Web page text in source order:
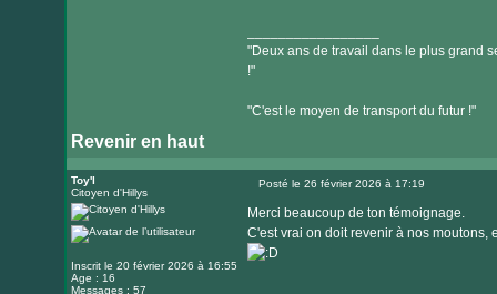
"Deux ans de travail dans le plus grand
!"
"C'est le moyen de transport du futur !"
Revenir en haut
Toy'l
Citoyen d'Hillys
Inscrit le 20 février 2026 à 16:55
Age : 16
Messages : 57
Posté le 26 février 2026 à 17:19
Merci beaucoup de ton témoignage.
C'est vrai on doit revenir à nos moutons,